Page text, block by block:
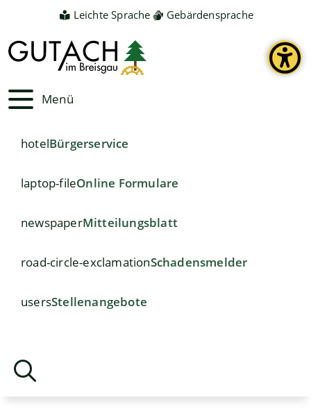
Leichte Sprache Gebärdensprache
Menü
hotelBürgerservice
laptop-fileOnline Formulare
newspaperMitteilungsblatt
road-circle-exclamationSchadensmelder
usersStellenangebote